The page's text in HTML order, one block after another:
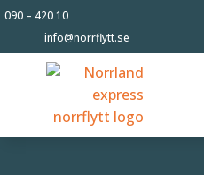
090 – 420 10
info@norrflytt.se